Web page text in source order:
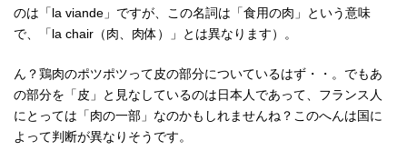
のは「la viande」ですが、この名詞は「食用の肉」という意味
で、「la chair（肉、肉体）」とは異なります）。
ん？鶏肉のポツポツって皮の部分についているはず・・。でもあ
の部分を「皮」と見なしているのは日本人であって、フランス人
にとっては「肉の一部」なのかもしれませんね？このへんは国に
よって判断が異なりそうです。